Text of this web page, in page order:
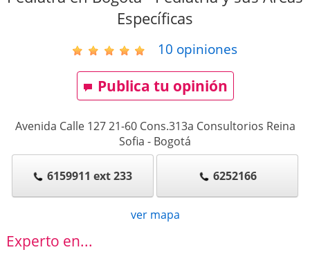
Específicas
10 opiniones
Publica tu opinión
Avenida Calle 127 21-60 Cons.313a Consultorios Reina
Sofia - Bogotá
6159911 ext 233 6252166
ver mapa
Experto en...